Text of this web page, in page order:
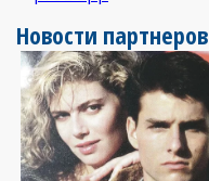
Новости партнеров